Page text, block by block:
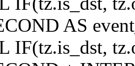
AS
IF(tz.is_dst,